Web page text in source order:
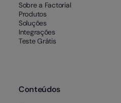
Sobre a Factorial
Produtos
Soluções
Integrações
Teste Grátis
Conteúdos